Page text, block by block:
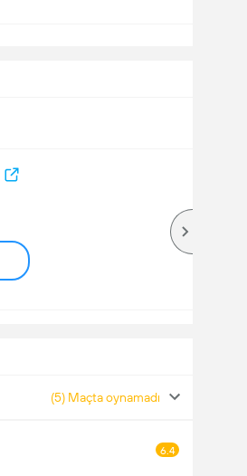
(5) Maçta oynamadı
6.4